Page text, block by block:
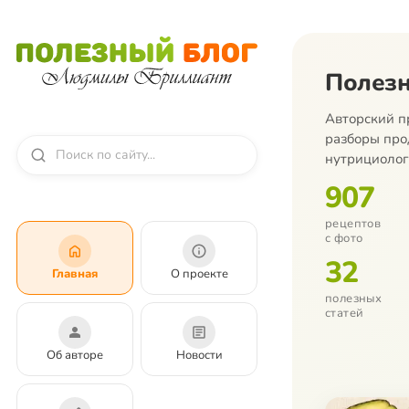
Главная О проекте
Об авторе Новости
Авторский
разборы
907
рецептов
с фото
32
полезных
статей